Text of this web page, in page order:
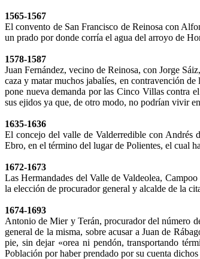
1565-1567
El convento de San Francisco de Reinosa con
un prado por donde corría el agua del arroyo de
1578-1587
Juan Fernández, vecino de Reinosa, con Jorge
caza y matar muchos jabalíes, en contravención
pone nueva demanda por las Cinco Villas contra
sus ejidos ya que, de otro modo, no podrían vivir
1635-1636
El concejo del valle de Valderredible con Andrés
Ebro, en el término del lugar de Polientes, el cual
1672-1673
Las Hermandades del Valle de Valdeolea,
la elección de procurador general y alcalde de la
1674-1693
Antonio de Mier y Terán, procurador del número
general de la misma, sobre acusar a Juan de
pie, sin dejar «orea ni pendón, transportando
Población por haber prendado por su cuenta